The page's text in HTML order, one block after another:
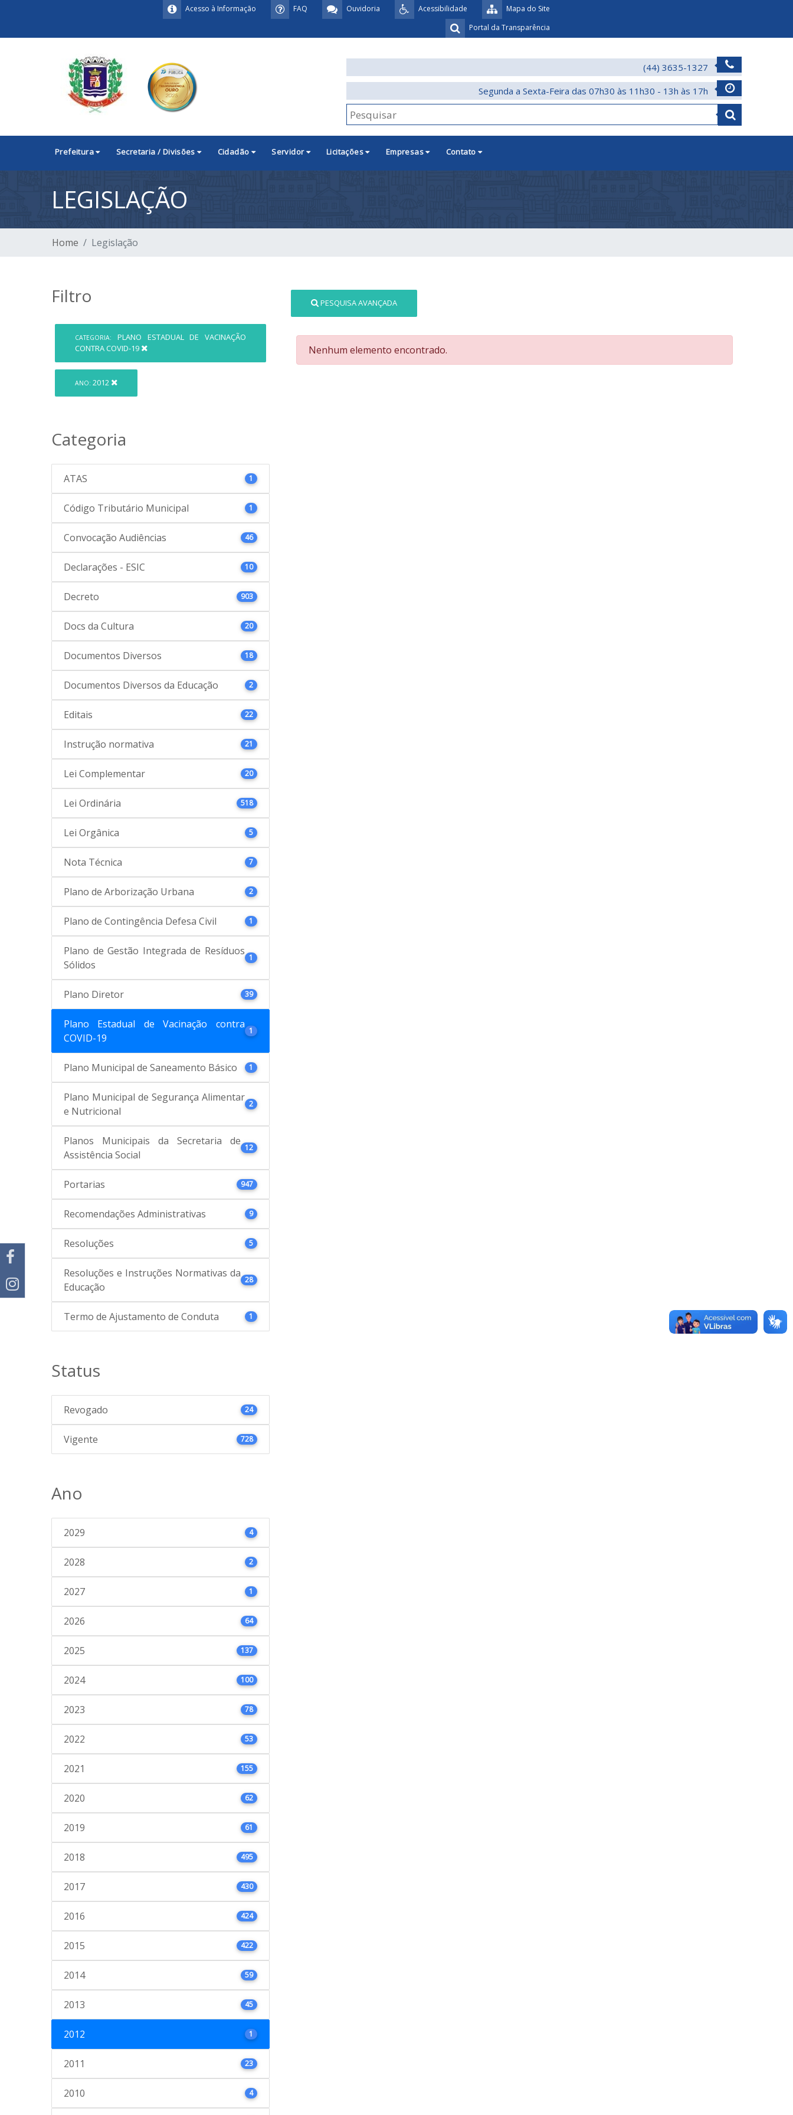
Mapa do Site
Acessibilidade
Ouvidoria
FAQ
Acesso à Informação
Portal da Transparência
(44) 3635-1327
Segunda a Sexta-Feira das 07h30 às 11h30 - 13h às 17h
Prefeitura Secretaria / Divisões Cidadão Servidor Licitações Empresas Contato
LEGISLAÇÃO
Home Legislação
Filtro
CATEGORIA:
PLANO ESTADUAL DE VACINAÇÃO
CONTRA COVID-19
ANO: 2012
Categoria
ATAS 1
Código Tributário Municipal 1
Convocação Audiências 46
Declarações - ESIC 10
Decreto 903
Docs da Cultura 20
Documentos Diversos 18
Documentos Diversos da Educação 2
Editais 22
Instrução normativa 21
Lei Complementar 20
Lei Ordinária 518
Lei Orgânica 5
Nota Técnica 7
Plano de Arborização Urbana 2
Plano de Contingência Defesa Civil 1
Plano de Gestão Integrada de Resíduos
Sólidos
1
Plano Diretor 39
Plano Estadual de Vacinação contra
COVID-19
1
Plano Municipal de Saneamento Básico 1
Plano Municipal de Segurança Alimentar
e Nutricional
2
Planos Municipais da Secretaria de
Assistência Social
12
Portarias 947
Recomendações Administrativas 9
Resoluções 5
Resoluções e Instruções Normativas da
Educação
28
Termo de Ajustamento de Conduta 1
Status
Revogado 24
Vigente 728
Ano
2029 4
2028 2
2027 1
2026 64
2025 137
2024 100
2023 78
2022 53
2021 155
2020 62
2019 61
2018 495
2017 430
2016 424
2015 422
2014 59
2013 45
2012 1
2011 23
2010 4
PESQUISA AVANÇADA
Nenhum elemento encontrado.